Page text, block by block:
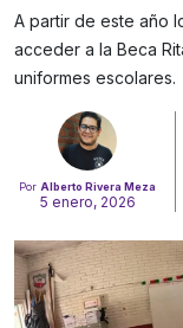
Por Alberto Rivera Meza
5 enero, 2026
A partir de este año
acceder a la Beca
uniformes escolares.